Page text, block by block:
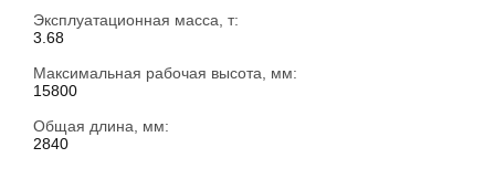
Эксплуатационная масса, т:
3.68
Максимальная рабочая высота, мм:
15800
Общая длина, мм:
2840